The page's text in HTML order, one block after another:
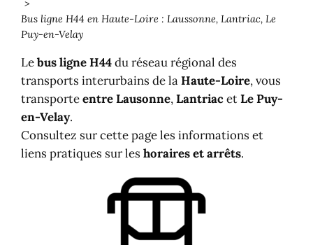
Bus ligne H44 en Haute-Loire : Laussonne, Lantriac, Le
Puy-en-Velay
Lebus ligne H44du réseau régional des
transports interurbains de laHaute-Loire, vous
transporteentreLausonne,LantriacetLe Puy-
en-Velay.
Consultez sur cette page les informations et
liens pratiques sur leshoraires et arrêts.